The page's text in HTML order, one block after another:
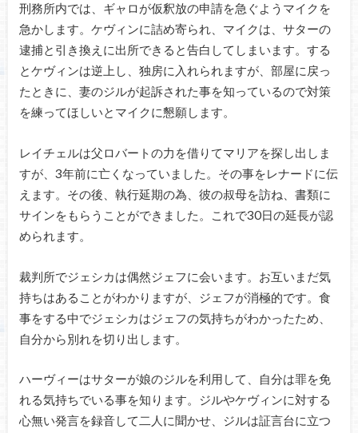
刑務所内では、ギャロが仮釈放の申請を急ぐようマイクを
急かします。ケヴィンに詰め寄られ、マイクは、サターの
逮捕と引き換えに出所できると告白してしまいます。する
とケヴィンは逆上し、独房に入れられますが、部屋に戻っ
たときに、妻のジルが起訴された事を知っているので対策
を練ってほしいとマイクに懇願します。
レイチェルは父ロバートの力を借りてマリアを探し出しま
すが、3年前に亡くなっていました。その事をレナードに伝
えます。その後、執行延期の為、彼の叔母を訪ね、書類に
サインをもらうことができました。これで30日の延長が認
められます。
裁判所でジェシカは偶然ジェフに会います。お互いまだ気
持ちはあることがわかりますが、ジェフが消極的です。食
事をする中でジェシカはジェフの気持ちがわかったため、
自分から別れを切り出します。
ハーヴィーはサターが娘のジルを利用して、自分は罪を免
れる気持ちでいる事を知ります。ジルやケヴィンに対する
心無い発言を録音して二人に聞かせ、ジルは証言台に立つ